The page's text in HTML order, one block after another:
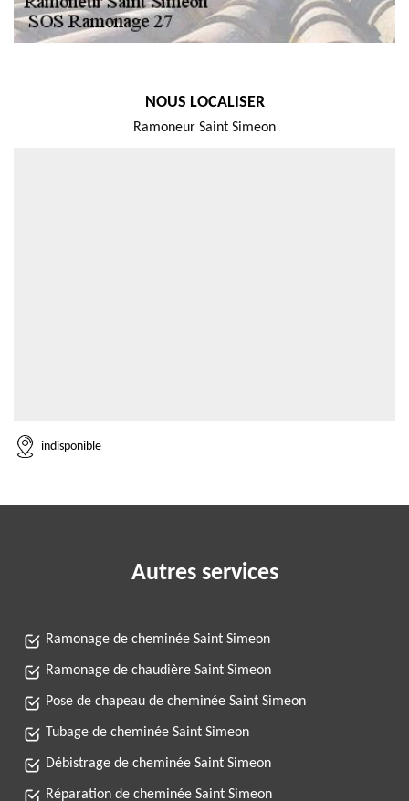
NOUS LOCALISER
Ramoneur Saint Simeon
indisponible
Autres services
Ramonage de cheminée Saint Simeon
Ramonage de chaudière Saint Simeon
Pose de chapeau de cheminée Saint Simeon
Tubage de cheminée Saint Simeon
Débistrage de cheminée Saint Simeon
Réparation de cheminée Saint Simeon